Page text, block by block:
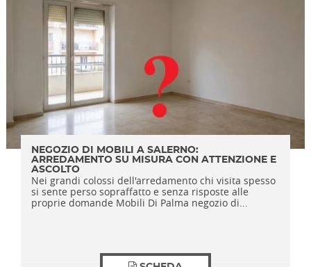
NEGOZIO DI MOBILI A SALERNO:
ARREDAMENTO SU MISURA CON ATTENZIONE E
ASCOLTO
Nei grandi colossi dell'arredamento chi visita spesso
si sente perso sopraffatto e senza risposte alle
proprie domande Mobili Di Palma negozio di...